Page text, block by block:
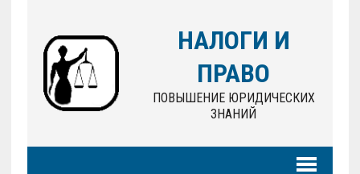
НАЛОГИ И
ПРАВО
ПОВЫШЕНИЕ ЮРИДИЧЕСКИХ
ЗНАНИЙ